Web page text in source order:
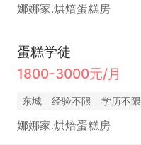
娜娜家.烘焙蛋糕房
蛋糕学徒
1800-3000元/月
东城 经验不限 学历不限
娜娜家.烘焙蛋糕房